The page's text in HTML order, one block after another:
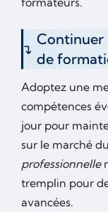
Continuer
de
Adoptez une
compétences
jour pour
sur le marché
professionnelle
tremplin pour
avancées.